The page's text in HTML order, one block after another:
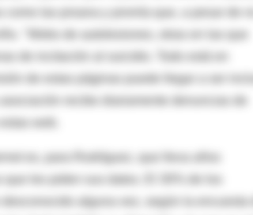
las proana y promía que, a pesar de no
"Webs de autolesiones, otras en las que
de incitación al suicidio. Todo está en
de estas páginas puede llegar a ser
recibe diariamente denuncias de
es, para Rodríguez, que lleva años
les piden sus datos. El 30% de los
alguna vez, según la encuesta